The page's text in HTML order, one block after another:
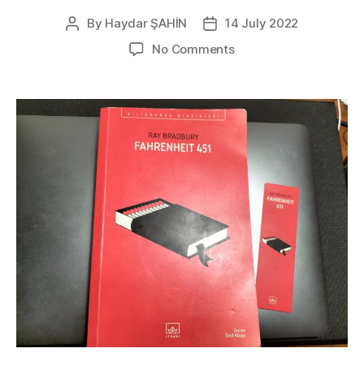
Post
By Haydar ŞAHİN
Post
date
14 July 2022
No Commentson
–
Ray
Bradbury
Kitap
İncelemesi